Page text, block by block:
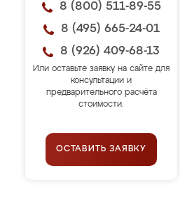
8 (800) 511-89-55
8 (495) 665-24-01
8 (926) 409-68-13
Или оставьте заявку на сайте для
консультации и
предварительного расчёта
стоимости.
ОСТАВИТЬ ЗАЯВКУ